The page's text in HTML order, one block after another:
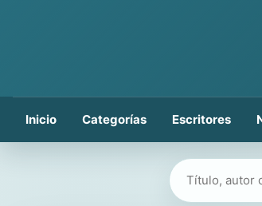
Inicio Categorías Escritores
Buscar libros